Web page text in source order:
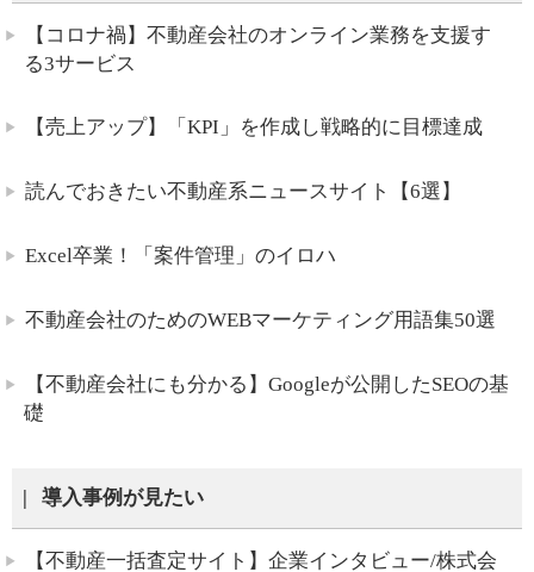
【コロナ禍】不動産会社のオンライン業務を支援す
る3サービス
【売上アップ】「KPI」を作成し戦略的に目標達成
読んでおきたい不動産系ニュースサイト【6選】
Excel卒業！「案件管理」のイロハ
不動産会社のためのWEBマーケティング用語集50選
【不動産会社にも分かる】Googleが公開したSEOの基
礎
導入事例が見たい
【不動産一括査定サイト】企業インタビュー/株式会